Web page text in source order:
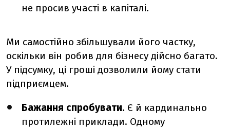
не просив участі в капіталі.
Ми самостійно збільшували його частку,
оскільки він робив для бізнесу дійсно багато.
У підсумку, ці гроші дозволили йому стати
підприємцем.
Бажання спробувати. Є й кардинально
протилежні приклади. Одному